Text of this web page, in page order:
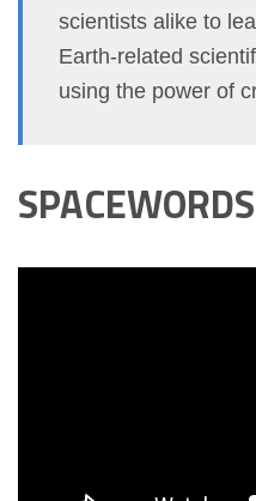
scientists alike to
Earth-related
using the power of
SPACEWORDS